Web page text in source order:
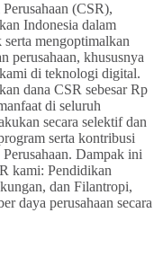
(CSR),
Indonesia dalam
mengoptimalkan
perusahaan, khususnya
di teknologi digital.
dana CSR sebesar Rp
di seluruh
secara selektif dan
serta kontribusi
Dampak ini
kami: Pendidikan
dan Filantropi,
daya perusahaan secara